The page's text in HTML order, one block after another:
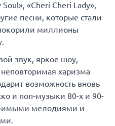
Soul», «Cheri Cheri Lady»,
песни, которые стали
миллионы
звук, яркое шоу,
харизма
возможность вновь
и поп-музыки 80-х и 90-
мелодиями и